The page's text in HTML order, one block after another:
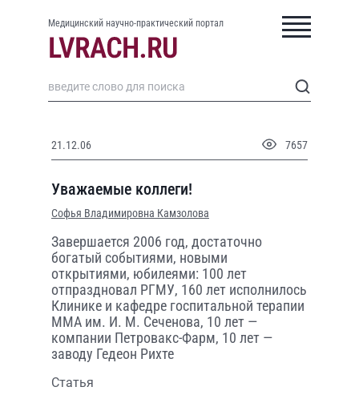
Медицинский научно-практический портал
21.12.06 7657
Уважаемые коллеги!
Софья Владимировна Камзолова
Завершается 2006 год, достаточно
богатый событиями, новыми
открытиями, юбилеями: 100 лет
отпраздновал РГМУ, 160 лет исполнилось
Клинике и кафедре госпитальной терапии
ММА им. И. М. Сеченова, 10 лет —
компании Петровакс-Фарм, 10 лет —
заводу Гедеон Рихте
Статья